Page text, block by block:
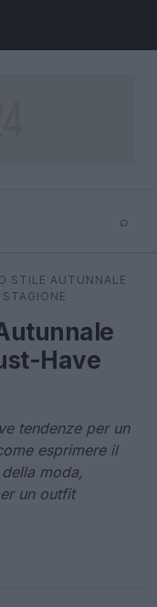
⌕
⌕ ×
STILE AUTUNNALE
Have
tendenze per un
esprimere il
moda,
un outfit